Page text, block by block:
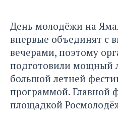
День молодёжи на
впервые объединят с
вечерами, поэтому
подготовили мощный
большой летней
программой. Главной
площадкой